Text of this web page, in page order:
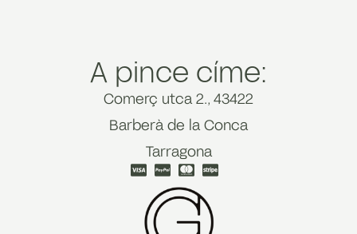
A pince címe:
Comerç utca 2., 43422
Barberà de la Conca
Tarragona